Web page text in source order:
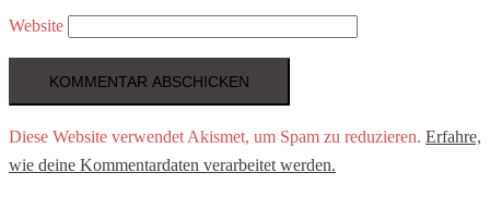
Website
Diese Website verwendet Akismet, um Spam zu reduzieren. Erfahre,
wie deine Kommentardaten verarbeitet werden.